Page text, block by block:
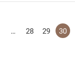
… 28 29 30